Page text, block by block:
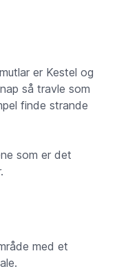
er Kestel og
så travle som
finde strande
som er det
med et